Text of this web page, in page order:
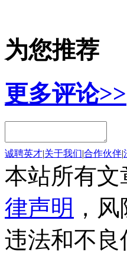
为您推荐
更多评论>>
诚聘英才|关于我们|合作伙伴|
本站所有
律声明 ，
违法和不